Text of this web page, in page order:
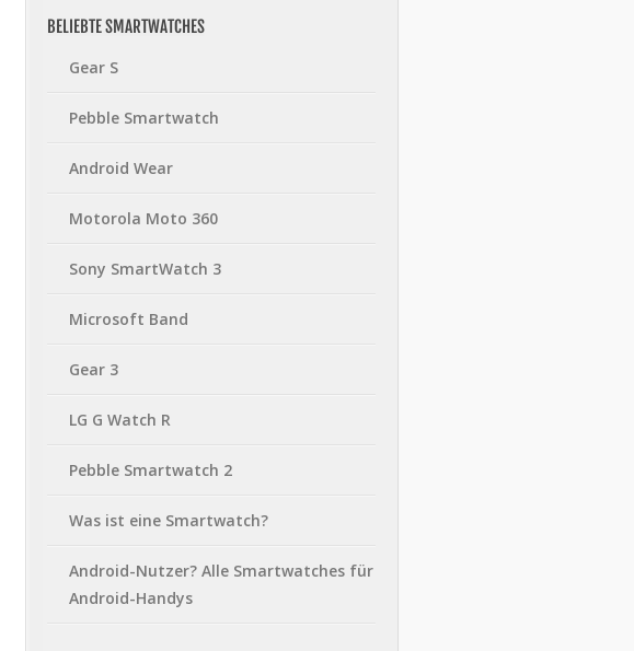
BELIEBTE SMARTWATCHES
Gear S
Pebble Smartwatch
Android Wear
Motorola Moto 360
Sony SmartWatch 3
Microsoft Band
Gear 3
LG G Watch R
Pebble Smartwatch 2
Was ist eine Smartwatch?
Android-Nutzer? Alle Smartwatches für
Android-Handys